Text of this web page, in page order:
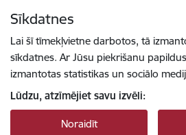
Sīkdatnes
Lai šī tīmekļvietne darbotos, tā
sīkdatnes. Ar Jūsu piekrišanu
izmantotas statistikas un sociālo
Lūdzu, atzīmējiet savu izvēli:
Noraidīt